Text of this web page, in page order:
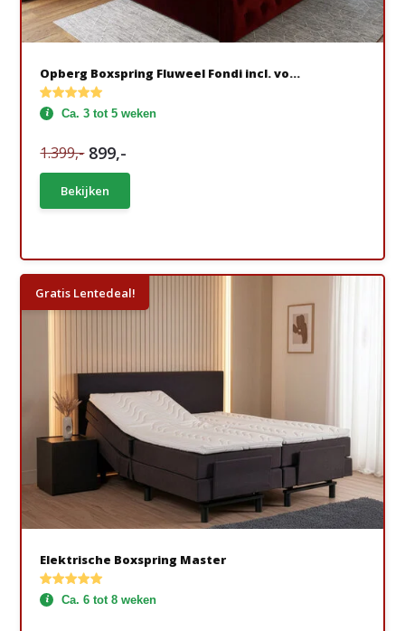
Opberg Boxspring Fluweel Fondi incl. vo...
Ca. 3 tot 5 weken
1.399,- 899,-
Bekijken
Gratis Lentedeal!
Elektrische Boxspring Master
Ca. 6 tot 8 weken